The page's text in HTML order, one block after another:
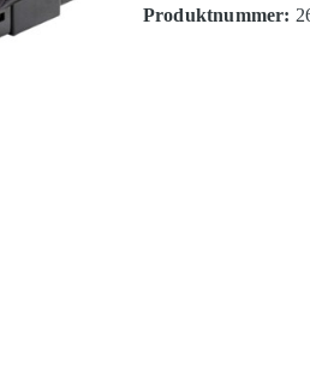
Produktnummer: